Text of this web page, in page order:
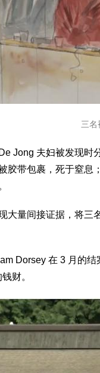
三名
Jong 夫妇被发现时
胶带包裹，死于窒息
大量间接证据，将三
Dorsey 在 3 月的
财。